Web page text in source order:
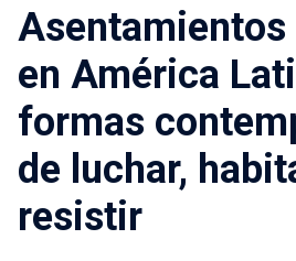
FACULTAD DE ARQUITECTURA,
Asentamientos
en América
formas
de luchar,
resistir